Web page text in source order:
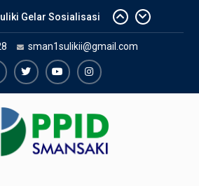
– Rekapitulasi
24 siswa SMAN 1
PTN
Narkoba bersama
Narkoba Polres 50
sman1sulikii@gmail.com
TwiterYoutubeInstagram